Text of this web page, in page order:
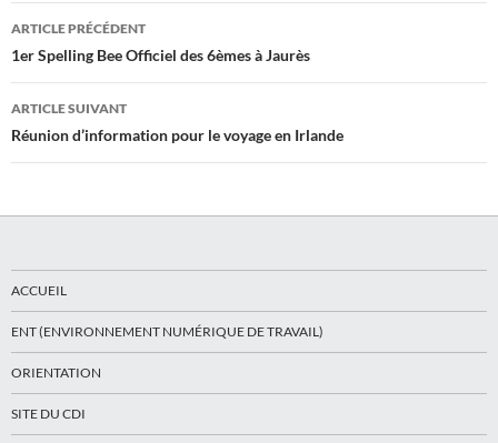
Navigation
des
articles
ARTICLE PRÉCÉDENT
1er Spelling Bee Officiel des 6èmes à Jaurès
ARTICLE SUIVANT
Réunion d’information pour le voyage en Irlande
ACCUEIL
ENT (ENVIRONNEMENT NUMÉRIQUE DE TRAVAIL)
ORIENTATION
SITE DU CDI